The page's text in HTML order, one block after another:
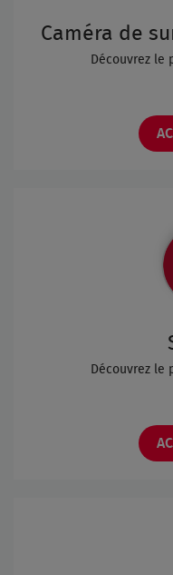
Caméra de
Découvrez le
Découvrez le